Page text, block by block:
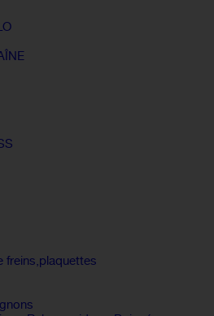
freins,plaquettes